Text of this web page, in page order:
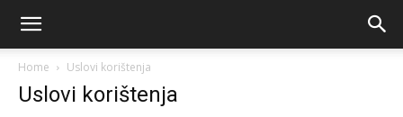
Home Uslovi korištenja
Uslovi korištenja